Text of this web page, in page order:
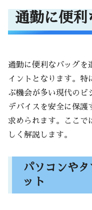
通勤に便利
通勤に便利なバッグを
イントとなります。特
ぶ機会が多い現代のビ
デバイスを安全に保護
求められます。ここで
しく解説します。
パソコンや
ット